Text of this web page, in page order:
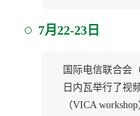
7月22-23日
国际电信联合会
日内瓦举行了视
（VICA